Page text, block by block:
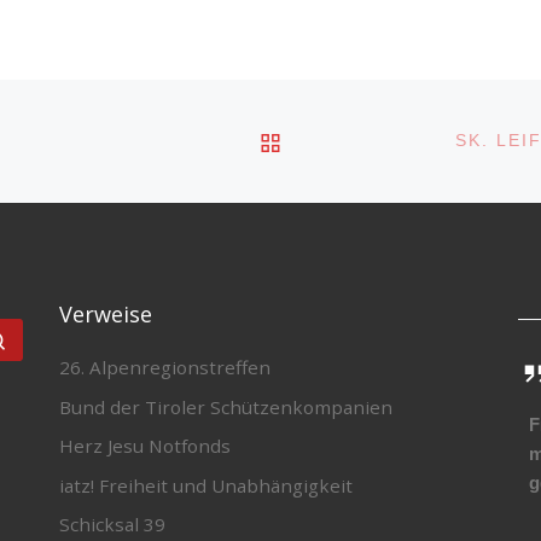
ZURÜCK ZUR SK.
Verweise
26. Alpenregionstreffen
Bund der Tiroler Schützenkompanien
Herz Jesu Notfonds
iatz! Freiheit und Unabhängigkeit
Schicksal 39